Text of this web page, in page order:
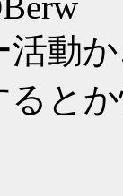
活動
ると